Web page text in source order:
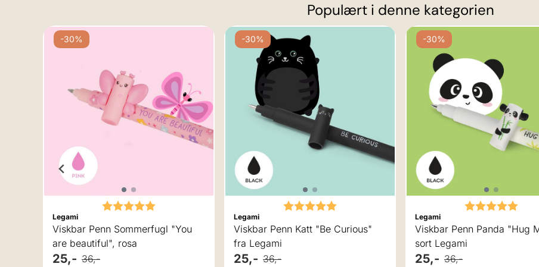
Populært i denne kategorien
-30%
Karakter:
Legami
Viskbar Penn Sommerfugl "You
are beautiful", rosa
25,- 36,-
-30%
Karakter:
Legami
Viskbar Penn Katt "Be Curious"
fra Legami
25,- 36,-
-30%
Karakter:
Legami
Viskbar Penn Panda "Hug Me",
sort Legami
25,- 36,-